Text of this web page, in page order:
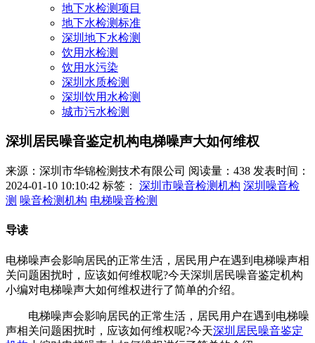
地下水检测项目
地下水检测标准
深圳地下水检测
饮用水检测
饮用水污染
深圳水质检测
深圳饮用水检测
城市污水检测
深圳居民噪音鉴定机构电梯噪声大如何维权
来源：深圳市华锦检测技术有限公司 阅读量：438 发表时间：
2024-01-10 10:10:42 标签： 深圳市噪音检测机构 深圳噪音检
测 噪音检测机构 电梯噪音检测
导读
电梯噪声会影响居民的正常生活，居民用户在遇到电梯噪声相
关问题困扰时，应该如何维权呢?今天深圳居民噪音鉴定机构
小编对电梯噪声大如何维权进行了简单的介绍。
电梯噪声会影响居民的正常生活，居民用户在遇到电梯噪
声相关问题困扰时，应该如何维权呢?今天深圳居民噪音鉴定